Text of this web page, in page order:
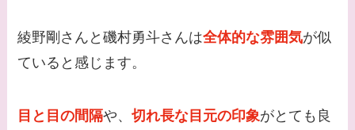
綾野剛さんと磯村勇斗さんは全体的な雰囲気が似
ていると感じます。
目と目の間隔や、切れ長な目元の印象がとても良